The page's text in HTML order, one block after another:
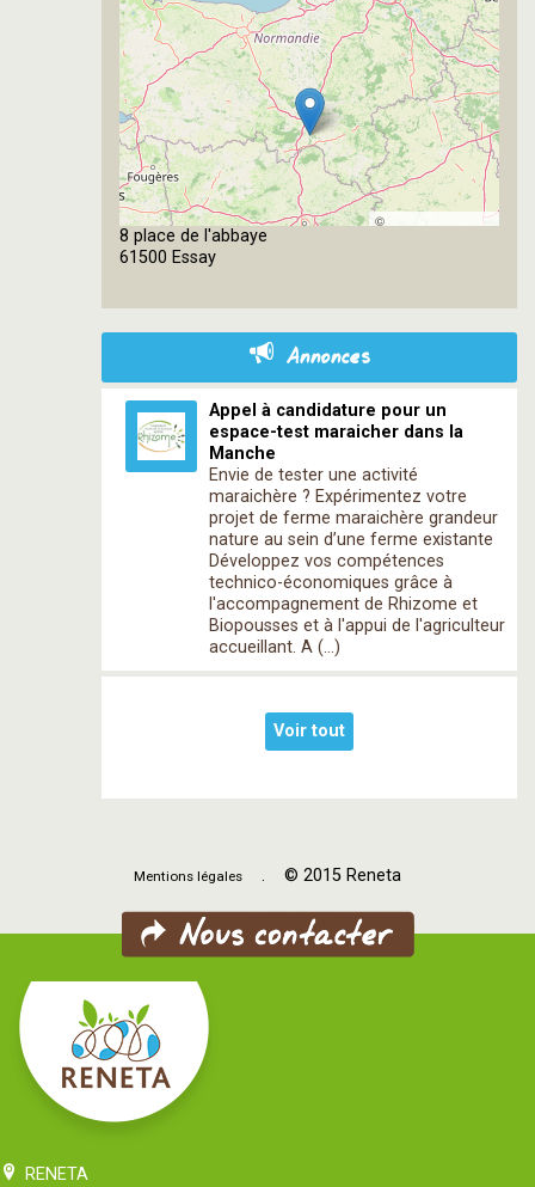
©
8 place de l'abbaye
61500 Essay
Annonces
Appel à candidature pour un
espace-test maraicher dans la
Manche
Envie de tester une activité
maraichère ? Expérimentez votre
projet de ferme maraichère grandeur
nature au sein d’une ferme existante
Développez vos compétences
technico-économiques grâce à
l'accompagnement de Rhizome et
Biopousses et à l'appui de l'agriculteur
accueillant. A (…)
Voir tout
Mentions légales . © 2015 Reneta
RENETA